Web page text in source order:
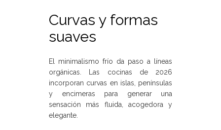
Curvas y formas
suaves
El minimalismo frío da paso a líneas
orgánicas. Las cocinas de 2026
incorporan curvas en islas, penínsulas
y encimeras para generar una
sensación más fluida, acogedora y
elegante.